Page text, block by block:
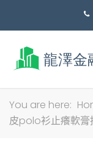
You are here:
皮polo衫止癢軟膏